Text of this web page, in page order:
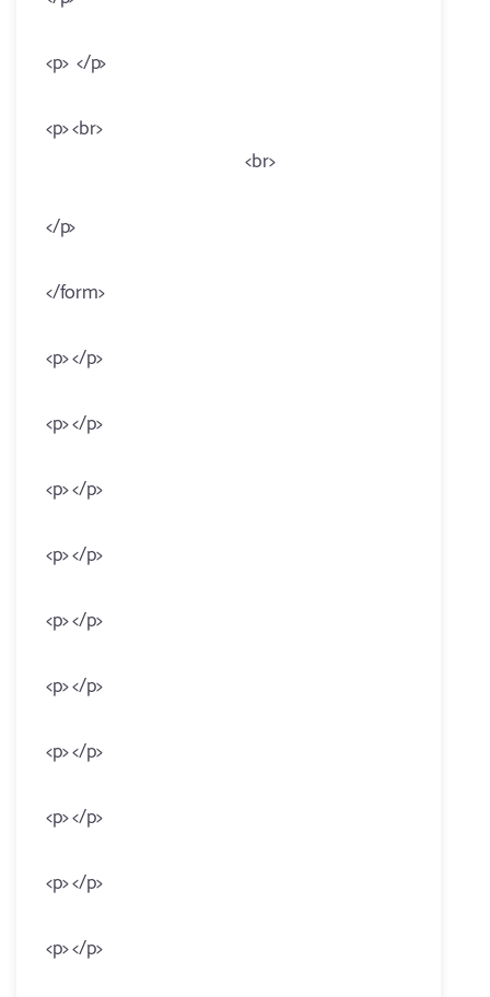
<p> </p>
<p> <br>
<br>
</p>
</form>
<p> </p>
<p> </p>
<p> </p>
<p> </p>
<p> </p>
<p> </p>
<p> </p>
<p> </p>
<p> </p>
<p> </p>